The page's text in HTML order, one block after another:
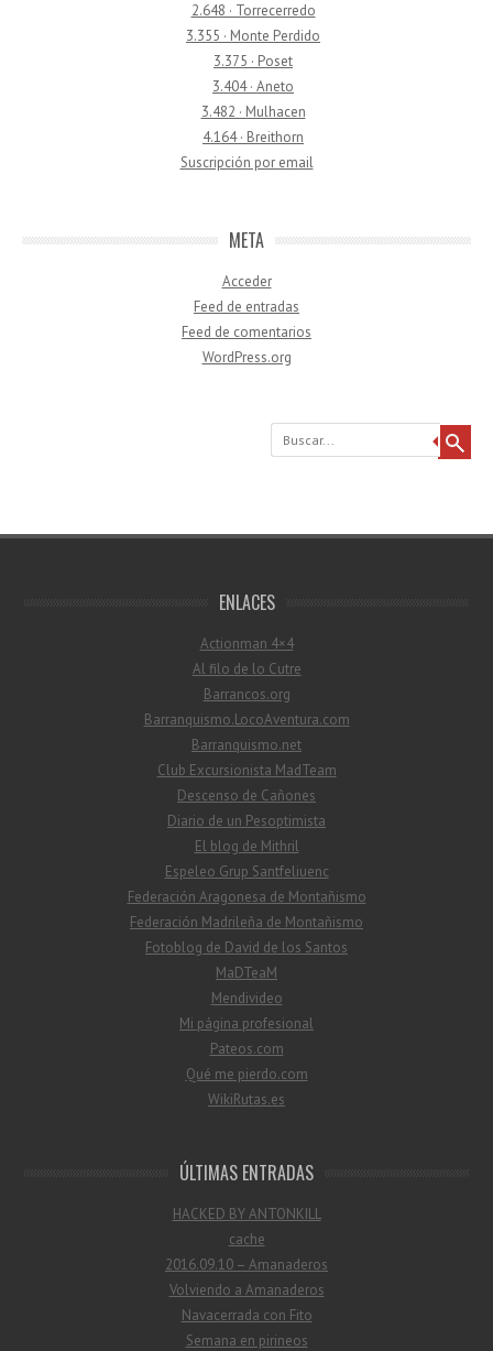
2.648 · Torrecerredo
3.355 · Monte Perdido
3.375 · Poset
3.404 · Aneto
3.482 · Mulhacen
4.164 · Breithorn
Suscripción por email
META
Acceder
Feed de entradas
Feed de comentarios
WordPress.org
Buscar
ENLACES
Actionman 4×4
Al filo de lo Cutre
Barrancos.org
Barranquismo.LocoAventura.com
Barranquismo.net
Club Excursionista MadTeam
Descenso de Cañones
Diario de un Pesoptimista
El blog de Mithril
Espeleo Grup Santfeliuenc
Federación Aragonesa de Montañismo
Federación Madrileña de Montañismo
Fotoblog de David de los Santos
MaDTeaM
Mendivideo
Mi página profesional
Pateos.com
Qué me pierdo.com
WikiRutas.es
ÚLTIMAS ENTRADAS
HACKED BY ANTONKILL
cache
2016.09.10 – Amanaderos
Volviendo a Amanaderos
Navacerrada con Fito
Semana en pirineos